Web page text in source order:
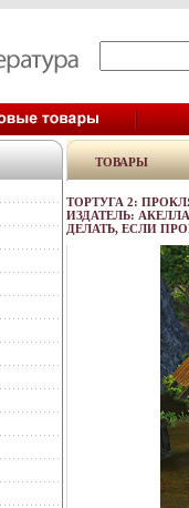
ТОВАРЫ
ТОРТУГА 2:
ИЗДАТЕЛЬ:
ДЕЛАТЬ, ЕСЛИ